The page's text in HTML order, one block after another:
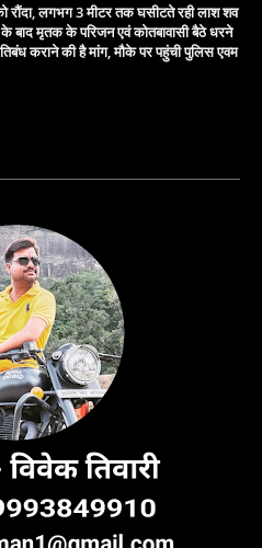
रौंदा, लगभग 3 मीटर तक घसीटते रही लाश शव
के बाद मृतक के परिजन एवं कोतबावासी बैठे धरने
कराने की है मांग, मौके पर पहुंची पुलिस एवम